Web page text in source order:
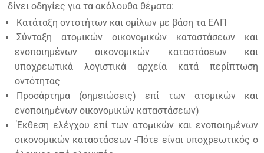
δίνει οδηγίες για τα ακόλουθα θέματα:
Κατάταξη οντοτήτων και ομίλων με βάση τα ΕΛΠ
Σύνταξη ατομικών οικονομικών καταστάσεων και
ενοποιημένων οικονομικών καταστάσεων και
υποχρεωτικά λογιστικά αρχεία κατά περίπτωση
οντότητας
Προσάρτημα (σημειώσεις) επί των ατομικών και
ενοποιημένων οικονομικών καταστάσεων)
Έκθεση ελέγχου επί των ατομικών και ενοποιημένων
οικονομικών καταστάσεων -Πότε είναι υποχρεωτικός ο